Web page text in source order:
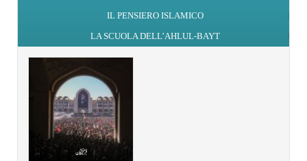
IL PENSIERO ISLAMICO
LA SCUOLA DELL’AHLUL-BAYT